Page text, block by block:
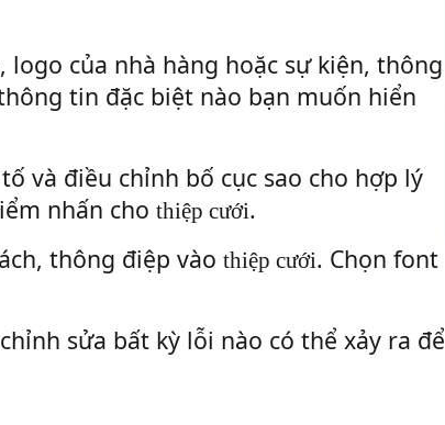
của nhà hàng hoặc sự kiện, thông
tin đặc biệt nào bạn muốn hiển
và điều chỉnh bố cục sao cho hợp lý
nhấn cho thiệp cưới.
thông điệp vào thiệp cưới. Chọn font
sửa bất kỳ lỗi nào có thể xảy ra để